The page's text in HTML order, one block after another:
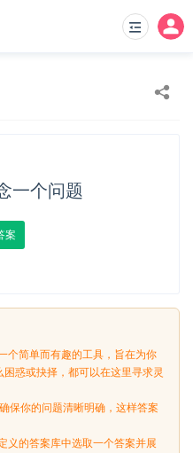
一个问题
案
个简单而有趣的工具，旨在为你
惑或抉择，都可以在这里寻求灵
保你的问题清晰明确，这样答案
义的答案库中选取一个答案并展